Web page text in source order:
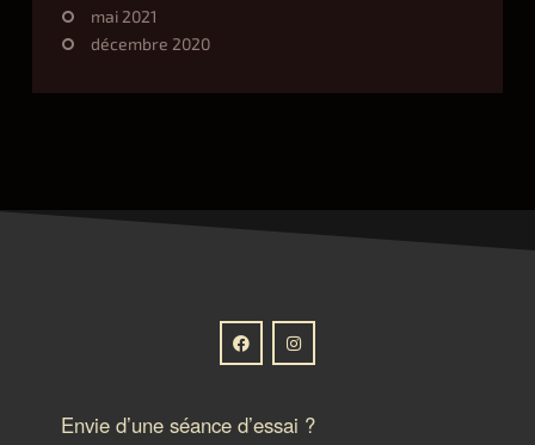
mai 2021
décembre 2020
Envie d’une séance d’essai ?